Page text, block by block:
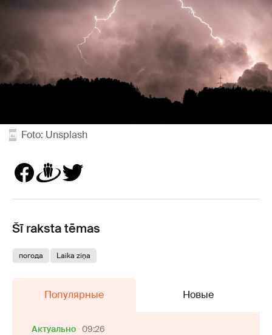
Foto: Unsplash
Šī raksta tēmas
погода Laika ziņa
Популярные Новые
Актуально 09:26